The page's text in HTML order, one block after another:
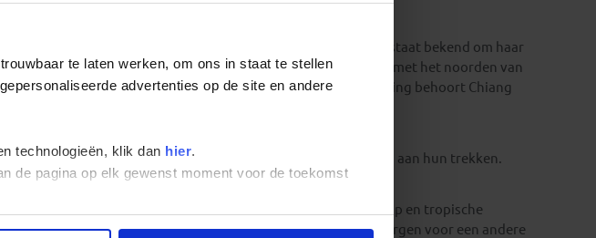
te laten werken, om ons in staat te stellen
advertenties op de site en andere
technologieën, klik dan hier.
de pagina op elk gewenst moment voor de toekomst
sfeer dan Bangkok. De stad ligt in een groene omgeving en staat bekend om haar
en ontspannen karakter. Vanuit Chiang Mai maak je kennis met het noorden van
hand in hand gaan. Volgens de bestaande Thailand-beschrijving behoort Chiang
Ook natuurliefhebbers komen tijdens een groepsreis ruim aan hun trekken.
kun je kennismaken met een indrukwekkend berglandschap en tropische
gebieden en ontmoetingen met lokale gemeenschappen zorgen voor een andere